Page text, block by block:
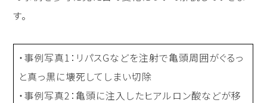
す。
・事例写真1：リパスGなどを注射で亀頭周囲がぐるっ
と真っ黒に壊死してしまい切除
・事例写真2：亀頭に注入したヒアルロン酸などが移